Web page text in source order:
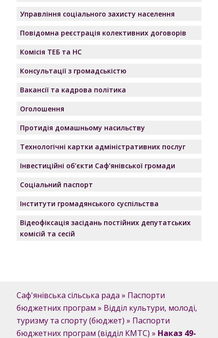
Управління соціального захисту населення
Повідомна реєстрація колективних договорів
Комісія ТЕБ та НС
Консультації з громадськістю
Вакансії та кадрова політика
Оголошення
Протидія домашньому насильству
Технологічні картки адміністративних послуг
Інвестиційні об’єкти Саф’янівської громади
Соціальний паспорт
Інститути громадянського суспільства
Відеофіксація засідань постійних депутатських
комісій та сесій
Саф'янівська сільська рада » Паспорти
бюджетних програм » Відділ культури, молоді,
туризму та спорту (бюджет) » Паспорти
бюджетних програм (відділ КМТС) » Наказ 49-